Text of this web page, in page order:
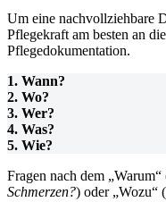
Um eine nachvollziehbare
Pflegekraft am besten an
Pflegedokumentation.
1. Wann?
2. Wo?
3. Wer?
4. Was?
5. Wie?
Fragen nach dem „Warum“
Schmerzen?) oder „Wozu“